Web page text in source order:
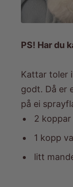
PS! Har du
Kattar toler
godt. Då er
på ei
2
1 kopp
litt